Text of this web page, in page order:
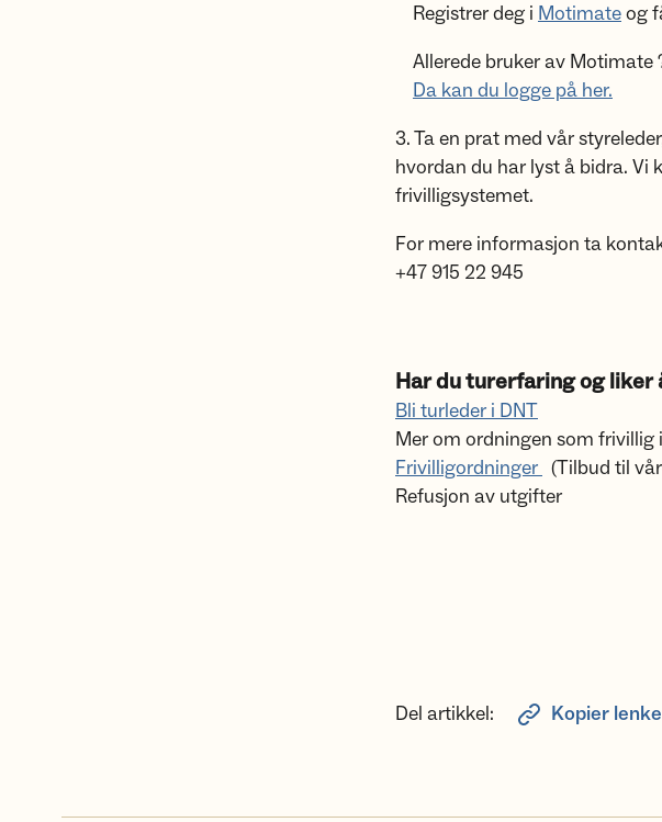
Registrer deg i Motimateog
Allerede bruker av Motimate
Da kan du logge på her.
3. Ta en prat med vår
hvordan du har lyst å bidra. Vi
frivilligsystemet.
For mere informasjon ta
+47 915 22 945
Har du turerfaring og
Bli turleder i DNT
Mer om ordningen som frivillig
Frivilligordninger (Tilbud til
Refusjon av utgifter
Del artikkel: Kopier lenke